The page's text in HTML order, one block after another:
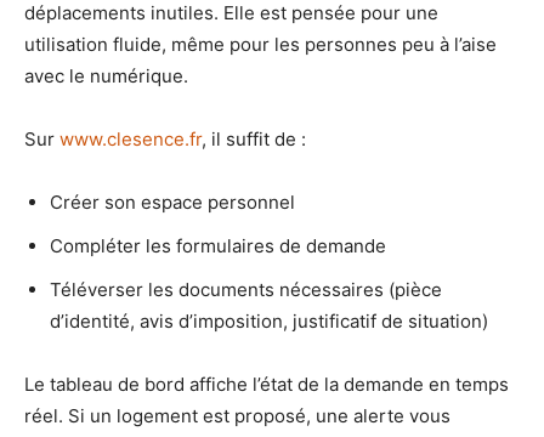
déplacements inutiles. Elle est pensée pour une
utilisation fluide, même pour les personnes peu à l’aise
avec le numérique.
Sur www.clesence.fr, il suffit de :
Créer son espace personnel
Compléter les formulaires de demande
Téléverser les documents nécessaires (pièce
d’identité, avis d’imposition, justificatif de situation)
Le tableau de bord affiche l’état de la demande en temps
réel. Si un logement est proposé, une alerte vous